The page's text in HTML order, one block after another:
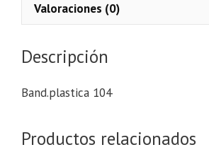
Valoraciones (0)
Descripción
Band.plastica 104
Productos relacionados